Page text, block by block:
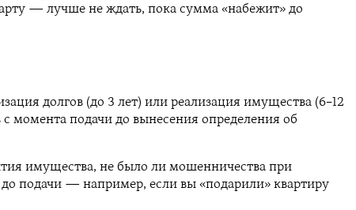
— лучше не ждать, пока сумма «набежит» до
долгов (до 3 лет) или реализация имущества (6–12
момента подачи до вынесения определения об
имущества, не было ли мошенничества при
подачи — например, если вы «подарили» квартиру